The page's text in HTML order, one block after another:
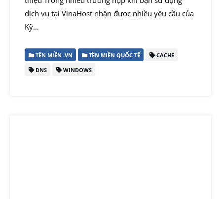
dịch vụ tại VinaHost nhận được nhiều yêu cầu của
Kỹ…
TÊN MIỀN .VN TÊN MIỀN QUỐC TẾ
CACHE
DNS
WINDOWS